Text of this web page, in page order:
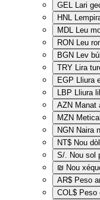
GEL Lari
HNL
MDL Leu
RON Leu
BGN Lev
TRY Lira
EGP Lliura
LBP Lliura
AZN Manat
MZN
NGN Naira
NT$ Nou
S/. Nou sol
₪ Nou
AR$ Peso
COL$ Peso